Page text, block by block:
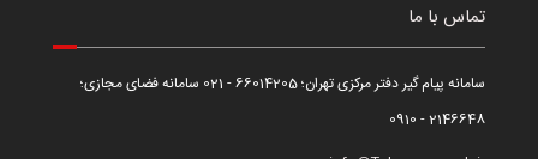
تماس با ما
سامانه پیام گیر دفتر مرکزی تهران؛ 66014205 - 021 سامانه فضای مجازی؛
2146648 - 0910